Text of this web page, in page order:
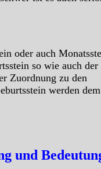
oder auch
so wie auch der
Zuordnung zu den
werden dem
und